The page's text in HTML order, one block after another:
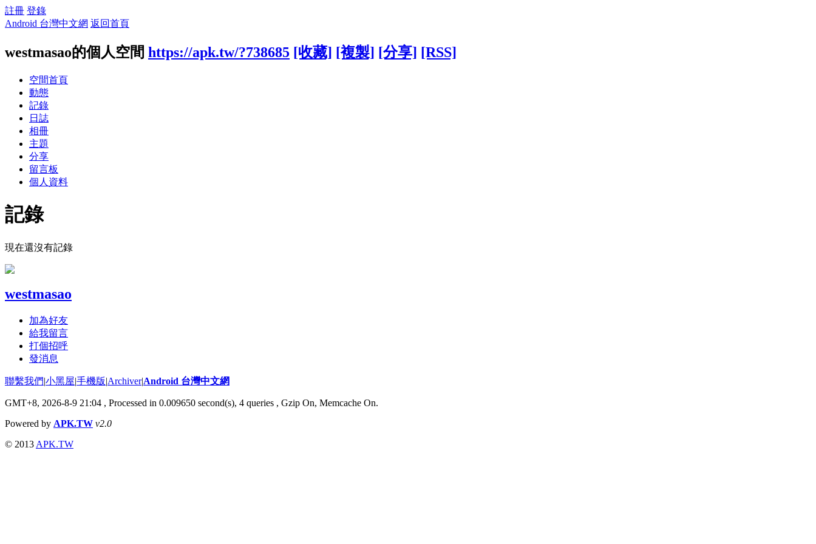
註冊 登錄
Android 台灣中文網 返回首頁
westmasao的個人空間 https://apk.tw/?738685 [收藏] [複製] [分享] [RSS]
空間首頁
動態
記錄
日誌
相冊
主題
分享
留言板
個人資料
記錄
現在還沒有記錄
westmasao
加為好友
給我留言
打個招呼
發消息
聯繫我們|小黑屋|手機版|Archiver|Android 台灣中文網
GMT+8, 2026-8-9 21:04 , Processed in 0.009650 second(s), 4 queries , Gzip On, Memcache On.
Powered by APK.TW v2.0
© 2013 APK.TW